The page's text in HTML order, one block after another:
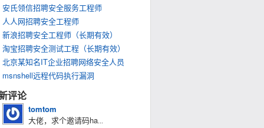
安氏领信招聘安全服务工程师
人人网招聘安全工程师
新浪招聘安全工程师（长期有效）
淘宝招聘安全测试工程（长期有效）
北京某知名IT企业招聘网络安全人员
msnshell远程代码执行漏洞
评论
tomtom
大佬，求个邀请码ha...